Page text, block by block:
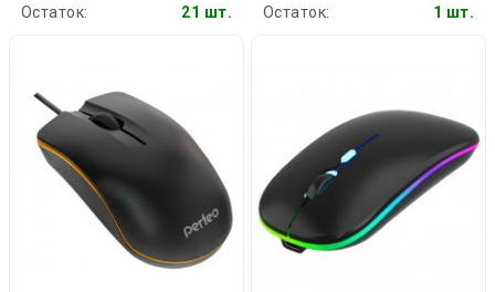
Остаток: 21 шт. Остаток: 1 шт.